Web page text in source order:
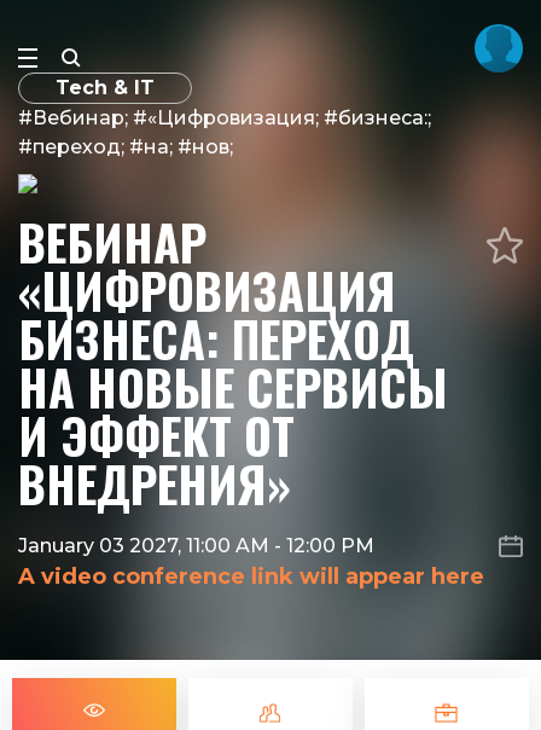
Tech & IT
#Вебинар; #«Цифровизация; #бизнеса:;
#переход; #на; #нов;
ВЕБИНАР
«ЦИФРОВИЗАЦИЯ
БИЗНЕСА: ПЕРЕХОД
НА НОВЫЕ СЕРВИСЫ
И ЭФФЕКТ ОТ
ВНЕДРЕНИЯ»
January 03 2027, 11:00 AM - 12:00 PM
A video conference link will appear here